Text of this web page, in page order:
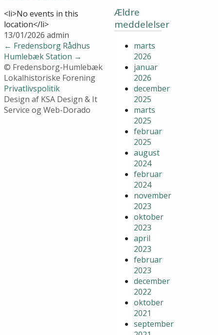
Ældre
meddelelser
marts
2026
januar
2026
december
2025
marts
2025
februar
2025
august
2024
februar
2024
november
2023
oktober
2023
april
2023
februar
2023
december
2022
oktober
2021
september
<li>No events in this
location</li>
13/01/2026 admin
← Fredensborg Rådhus
Humlebæk Station →
© Fredensborg-Humlebæk
Lokalhistoriske Forening
Privatlivspolitik
Design af KSA Design & It
Service og Web-Dorado